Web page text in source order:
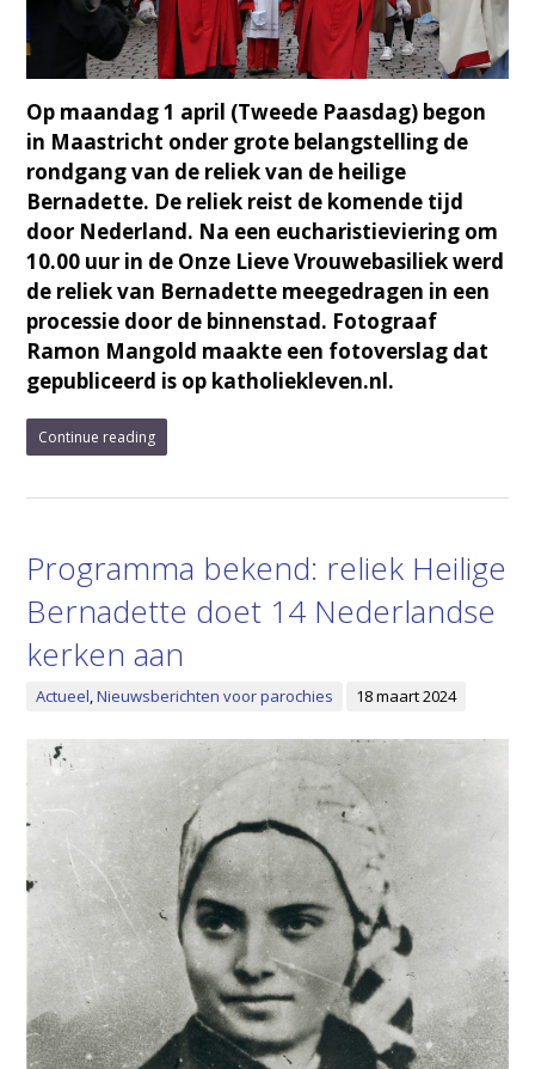
Op maandag 1 april (Tweede Paasdag) begon
in Maastricht onder grote belangstelling de
rondgang van de reliek van de heilige
Bernadette. De reliek reist de komende tijd
door Nederland. Na een eucharistieviering om
10.00 uur in de Onze Lieve Vrouwebasiliek werd
de reliek van Bernadette meegedragen in een
processie door de binnenstad. Fotograaf
Ramon Mangold maakte een fotoverslag dat
gepubliceerd is op katholiekleven.nl.
Continue reading
Programma bekend: reliek Heilige
Bernadette doet 14 Nederlandse
kerken aan
Actueel,Nieuwsberichten voor parochies 18 maart 2024